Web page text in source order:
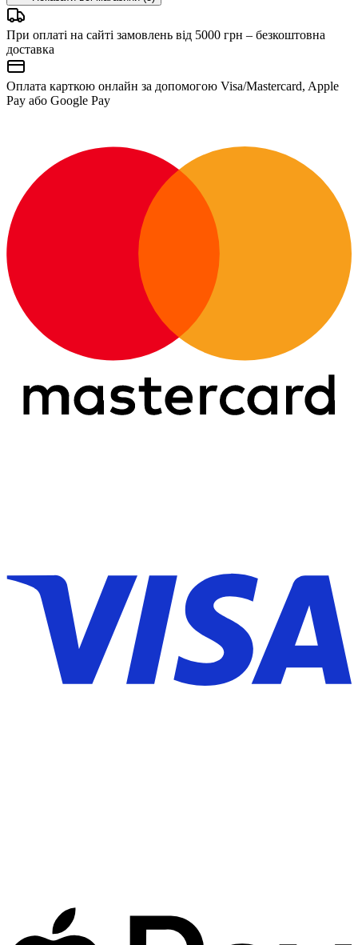
При оплаті на сайті замовлень від 5000 грн – безкоштовна
доставка
Оплата карткою онлайн за допомогою Visa/Mastercard, Apple
Pay або Google Pay